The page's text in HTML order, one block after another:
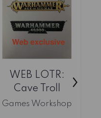
WEB LOTR:
Cave Troll
Games Workshop
›